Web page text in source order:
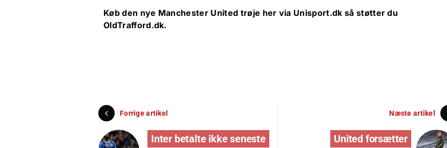
Køb den nye Manchester United trøje her via Unisport.dk så støtter du
OldTrafford.dk.
Forrige artikel
Inter betalte ikke seneste
Næste artikel
United forsætter